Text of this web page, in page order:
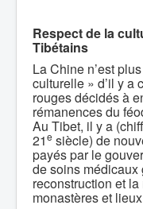
Respect de la
Tibétains
La Chine n’est
culturelle » d’il y a
rouges décidés à
rémanences du
Au Tibet, il y a
21e siècle) de
payés par le
de soins médicaux
reconstruction et
monastères et